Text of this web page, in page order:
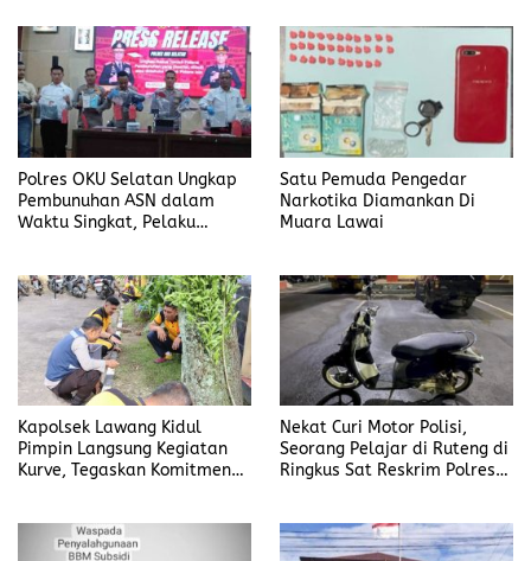
Polres OKU Selatan Ungkap
Pembunuhan ASN dalam
Waktu Singkat, Pelaku
Satu Pemuda Pengedar
Narkotika Diamankan Di
Muara Lawai
Kapolsek Lawang Kidul
Pimpin Langsung Kegiatan
Kurve, Tegaskan Komitmen
Nekat Curi Motor Polisi,
Seorang Pelajar di Ruteng di
Ringkus Sat Reskrim Polres